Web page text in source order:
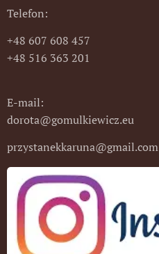
Telefon:
+48 607 608 457
+48 516 363 201
E-mail:
dorota@gomulkiewicz.eu
przystanekkaruna@gmail.com